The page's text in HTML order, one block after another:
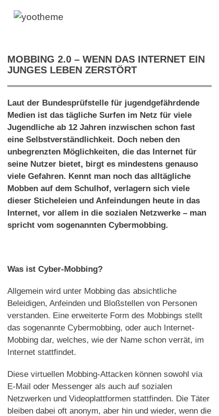
MOBBING 2.0 – WENN DAS INTERNET EIN
JUNGES LEBEN ZERSTÖRT
Laut der Bundesprüfstelle für jugendgefährdende
Medien ist das tägliche Surfen im Netz für viele
Jugendliche ab 12 Jahren inzwischen schon fast
eine Selbstverständlichkeit. Doch neben den
unbegrenzten Möglichkeiten, die das Internet für
seine Nutzer bietet, birgt es mindestens genauso
viele Gefahren. Kennt man noch das alltägliche
Mobben auf dem Schulhof, verlagern sich viele
dieser Sticheleien und Anfeindungen heute in das
Internet, vor allem in die sozialen Netzwerke – man
spricht vom sogenannten Cybermobbing.
Was ist Cyber-Mobbing?
Allgemein wird unter Mobbing das absichtliche
Beleidigen, Anfeinden und Bloßstellen von Personen
verstanden. Eine erweiterte Form des Mobbings stellt
das sogenannte Cybermobbing, oder auch Internet-
Mobbing dar, welches, wie der Name schon verrät, im
Internet stattfindet.
Diese virtuellen Mobbing-Attacken können sowohl via
E-Mail oder Messenger als auch auf sozialen
Netzwerken und Videoplattformen stattfinden. Die Täter
bleiben dabei oft anonym, aber hin und wieder, wenn die